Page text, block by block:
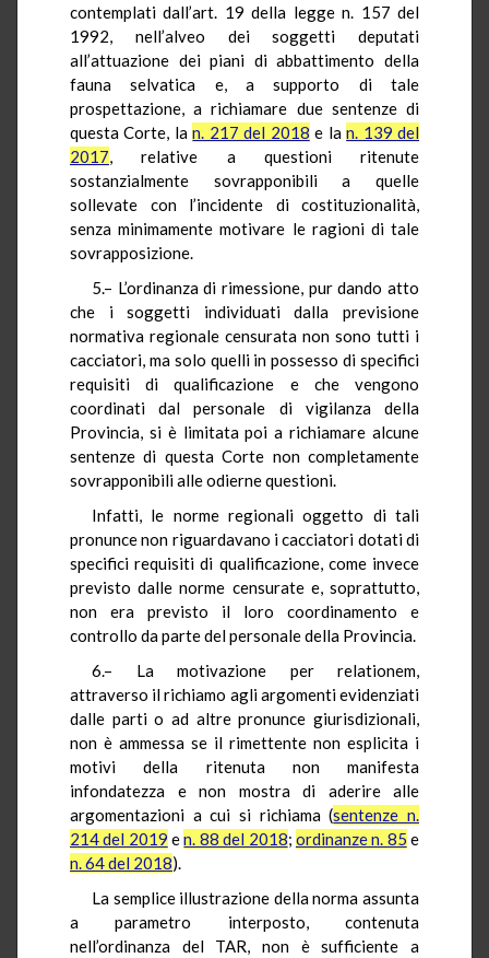
contemplati dall’art. 19 della legge n. 157 del
1992, nell’alveo dei soggetti deputati
all’attuazione dei piani di abbattimento della
fauna selvatica e, a supporto di tale
prospettazione, a richiamare due sentenze di
questa Corte, lan. 217 del 2018 e lan. 139 del
2017, relative a questioni ritenute
sostanzialmente sovrapponibili a quelle
sollevate con l’incidente di costituzionalità,
senza minimamente motivare le ragioni di tale
sovrapposizione.
5.– L’ordinanza di rimessione, pur dando atto
che i soggetti individuati dalla previsione
normativa regionale censurata non sono tutti i
cacciatori, ma solo quelli in possesso di specifici
requisiti di qualificazione e che vengono
coordinati dal personale di vigilanza della
Provincia, si è limitata poi a richiamare alcune
sentenze di questa Corte non completamente
sovrapponibili alle odierne questioni.
Infatti, le norme regionali oggetto di tali
pronunce non riguardavano i cacciatori dotati di
specifici requisiti di qualificazione, come invece
previsto dalle norme censurate e, soprattutto,
non era previsto il loro coordinamento e
controllo da parte del personale della Provincia.
6.– La motivazione per relationem,
attraverso il richiamo agli argomenti evidenziati
dalle parti o ad altre pronunce giurisdizionali,
non è ammessa se il rimettente non esplicita i
motivi della ritenuta non manifesta
infondatezza e non mostra di aderire alle
argomentazioni a cui si richiama (sentenze n.
214 del 2019 en. 88 del 2018; ordinanze n. 85 e
n. 64 del 2018).
La semplice illustrazione della norma assunta
a parametro interposto, contenuta
nell’ordinanza del TAR, non è sufficiente a